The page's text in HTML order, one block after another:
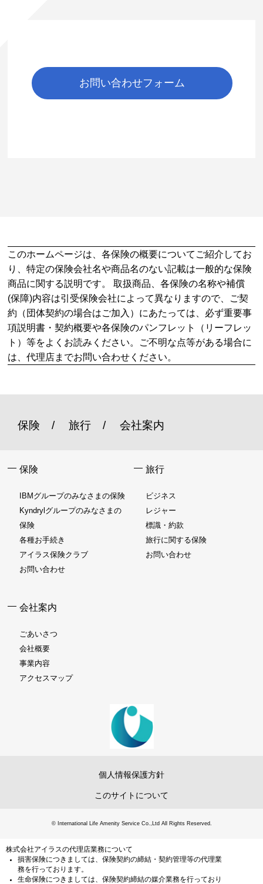
お問い合わせフォーム
このホームページは、各保険の概要についてご紹介してお
り、特定の保険会社名や商品名のない記載は一般的な保険
商品に関する説明です。 取扱商品、各保険の名称や補償
(保障)内容は引受保険会社によって異なりますので、ご契
約（団体契約の場合はご加入）にあたっては、必ず重要事
項説明書・契約概要や各保険のパンフレット（リーフレッ
ト）等をよくお読みください。ご不明な点等がある場合に
は、代理店までお問い合わせください。
保険 旅行 会社案内
保険
IBMグループのみなさまの保険
Kyndrylグループのみなさまの
保険
各種お手続き
アイラス保険クラブ
お問い合わせ
旅行
ビジネス
レジャー
標識・約款
旅行に関する保険
お問い合わせ
会社案内
ごあいさつ
会社概要
事業内容
アクセスマップ
個人情報保護方針
このサイトについて
© International Life Amenity Service Co.,Ltd All Rights Reserved.
株式会社アイラスの代理店業務について
損害保険につきましては、保険契約の締結・契約管理等の代理業
務を行っております。
生命保険につきましては、保険契約締結の媒介業務を行っており